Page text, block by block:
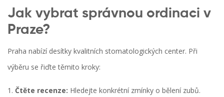
Jak vybrat správnou ordinaci v
Praze?
Praha nabízí desítky kvalitních stomatologických center. Při
výběru se řiďte těmito kroky:
Čtěte recenze: Hledejte konkrétní zmínky o bělení zubů.